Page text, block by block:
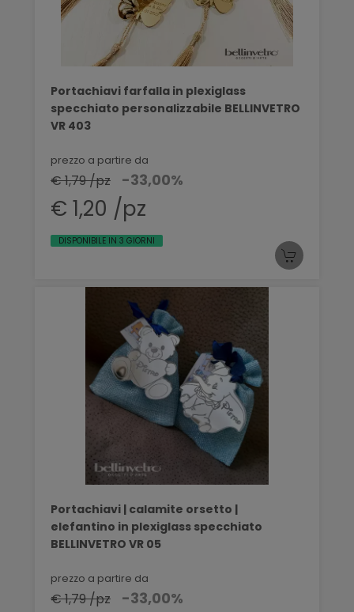
Portachiavi farfalla in plexiglass
specchiato personalizzabile BELLINVETRO
VR 403
prezzo a partire da
€ 1,79 /pz -33,00%
€ 1,20 /pz
DISPONIBILE IN 3 GIORNI
Portachiavi | calamite orsetto |
elefantino in plexiglass specchiato
BELLINVETRO VR 05
prezzo a partire da
€ 1,79 /pz -33,00%